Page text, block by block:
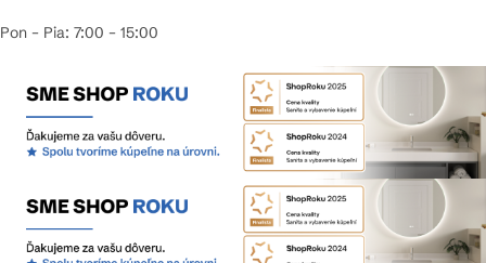
Pon – Pia: 7:00 – 15:00